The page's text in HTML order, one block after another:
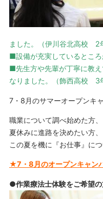
ました。（伊川谷北高校 2
■設備が充実しているとこ
■先生方や先輩が丁寧に教
なりました。（飾西高校 3
7・8月のサマーオープンキ
職業について調べ始めた方、
夏休みに進路を決めたい方、
この夏を機に『お仕事』に
★7・8月のオープンキャン
●作業療法士体験をご希望